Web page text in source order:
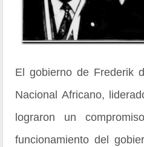
El gobierno de Frederik
Nacional Africano,
lograron un
funcionamiento del